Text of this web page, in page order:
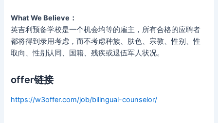
What We Believe：
英吉利预备学校是一个机会均等的雇主，所有合格的应聘者
都将得到录用考虑，而不考虑种族、肤色、宗教、性别、性
取向、性别认同、国籍、残疾或退伍军人状况。
offer链接
https://w3offer.com/job/bilingual-counselor/